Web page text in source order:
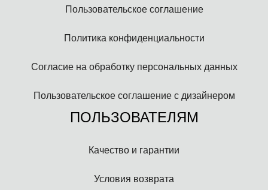
Пользовательское соглашение
Политика конфиденциальности
Согласие на обработку персональных данных
Пользовательское соглашение с дизайнером
ПОЛЬЗОВАТЕЛЯМ
Качество и гарантии
Условия возврата